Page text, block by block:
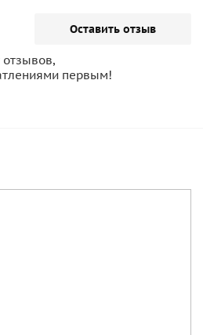
Оставить отзыв
отзывов,
первым!